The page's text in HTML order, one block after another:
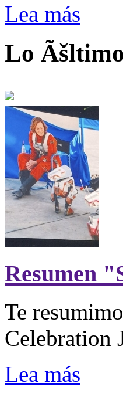
Lea más
Lo Ãšltimo
Resumen
Te
Celebration
Lea más